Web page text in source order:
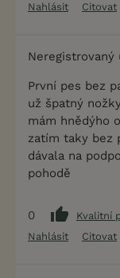
Nahlásit
Citovat
Neregistrovaný
První pes bez
už špatný
mám hnědýho
zatím taky bez
dávala na
pohodě
0
Kvalitní
Nahlásit
Citovat